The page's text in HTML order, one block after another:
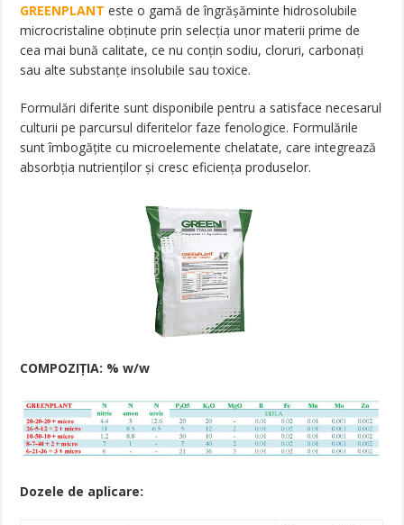
GREENPLANT este o gamă de îngrășăminte hidrosolubile
microcristaline obținute prin selecția unor materii prime de
cea mai bună calitate, ce nu conțin sodiu, cloruri, carbonați
sau alte substanțe insolubile sau toxice.
Formulări diferite sunt disponibile pentru a satisface necesarul
culturii pe parcursul diferitelor faze fenologice. Formulările
sunt îmbogățite cu microelemente chelatate, care integrează
absorbția nutrienților și cresc eficiența produselor.
COMPOZIȚIA: % w/w
Dozele de aplicare: